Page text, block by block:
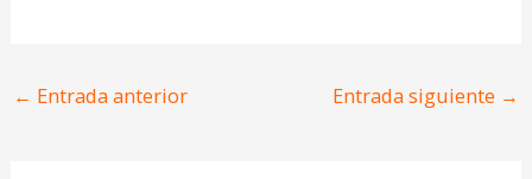
← Entrada anterior Entrada siguiente →